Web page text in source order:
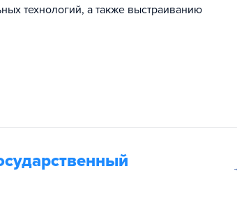
технологий, а также выстраиванию